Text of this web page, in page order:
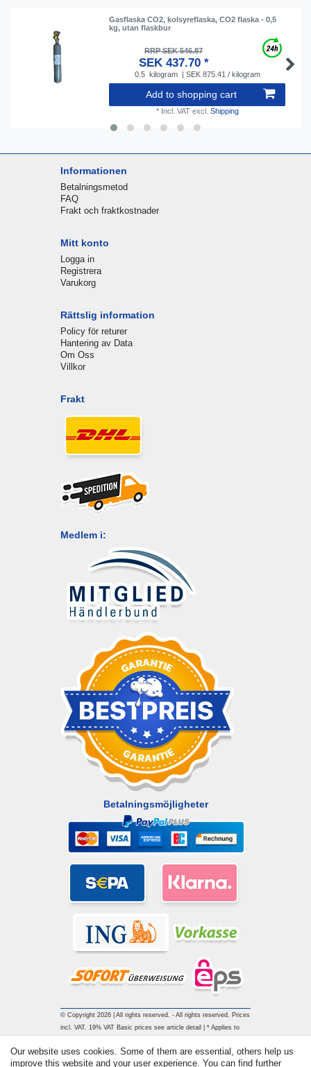
Gasflaska CO2, kolsyreflaska, CO2 flaska - 0,5
kg, utan flaskbur
RRP SEK 546.87
SEK 437.70 *
0.5 kilogram | SEK 875.41 / kilogram
Add to shopping cart
* Incl. VATexcl. Shipping
Informationen
Betalningsmetod
FAQ
Frakt och fraktkostnader
Mitt konto
Logga in
Registrera
Varukorg
Rättslig information
Policy för returer
Hantering av Data
Om Oss
Villkor
Frakt
Medlem i:
Betalningsmöjligheter
© Copyright 2026 | All rights reserved. - All rights reserved. Prices
incl. VAT. 19% VAT Basic prices see article detail | * Applies to
Our website uses cookies. Some of them are essential, others help us
improve this website and your user experience. You can find further